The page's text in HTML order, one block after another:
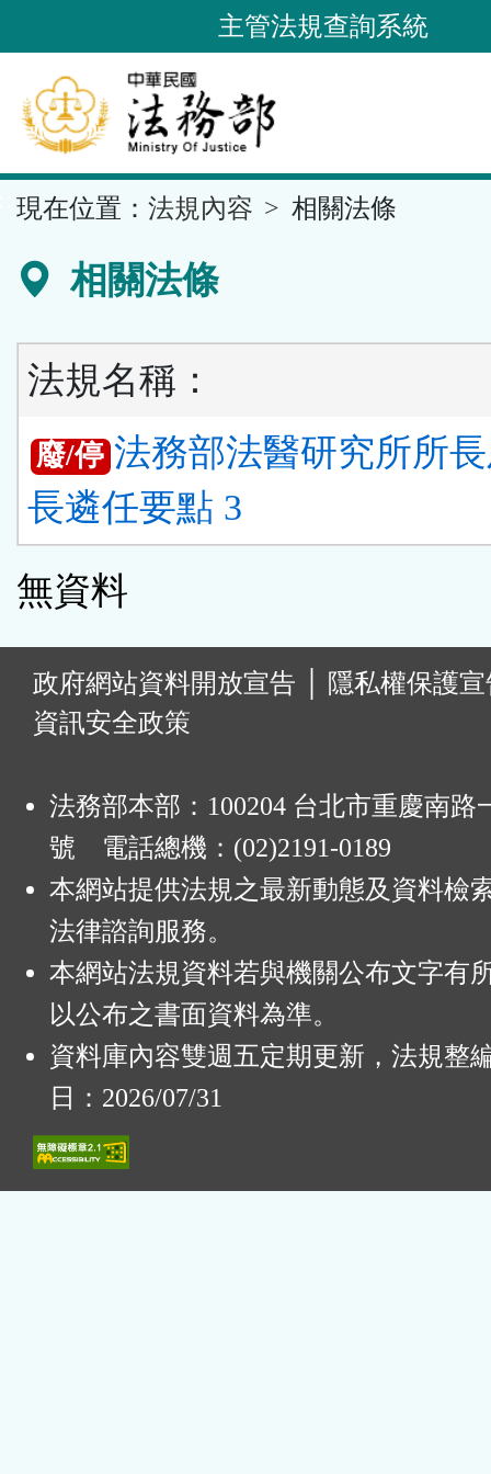
到
要
內
容
區
主管法規查詢系統
現在位置： 法規內容 相關法條
相關法條
法規名稱：
廢/停 法務部法醫研究所所
長遴任要點 3
無資料
政府網站資料開放宣告
隱私權保護
資訊安全政策
法務部本部：100204 台北市重慶南路
號 電話總機：(02)2191-0189
本網站提供法規之最新動態及資料檢
法律諮詢服務。
本網站法規資料若與機關公布文字有
以公布之書面資料為準。
資料庫內容雙週五定期更新，法規整
日：2026/07/31